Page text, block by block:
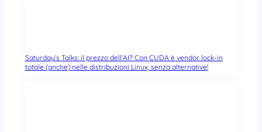
Saturday’s Talks: il prezzo dell’AI? Con CUDA è vendor lock-in
totale (anche) nelle distribuzioni Linux, senza alternative!